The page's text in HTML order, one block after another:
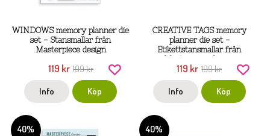
WINDOWS memory planner die
set - Stansmallar från
Masterpiece design
119 kr 199 kr
Info Köp
CREATIVE TAGS memory
planner die set -
Etikettstansmallar från
119 kr 199 kr
Info Köp
40% 40%